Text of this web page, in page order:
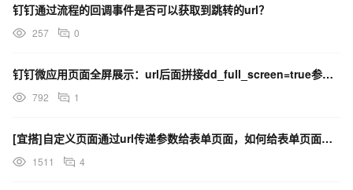
钉钉通过流程的回调事件是否可以获取到跳转的url？
257 0
钉钉微应用页面全屏展示：url后面拼接dd_full_screen=true参数，无效果，如何解决？
792 1
[宜搭]自定义页面通过url传递参数给表单页面，如何给表单页面的关联表单赋值？
1511 4